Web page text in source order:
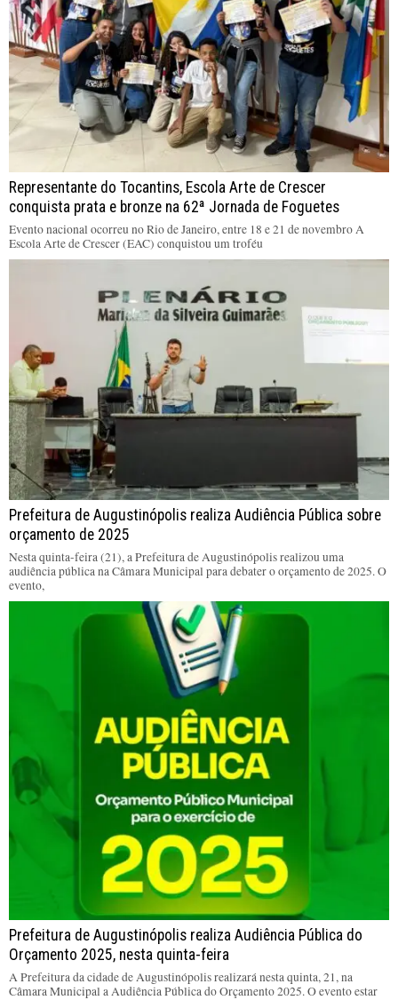
Representante do Tocantins, Escola Arte de Crescer
conquista prata e bronze na 62ª Jornada de Foguetes
Evento nacional ocorreu no Rio de Janeiro, entre 18 e 21 de novembro A
Escola Arte de Crescer (EAC) conquistou um troféu
Prefeitura de Augustinópolis realiza Audiência Pública sobre
orçamento de 2025
Nesta quinta-feira (21), a Prefeitura de Augustinópolis realizou uma
audiência pública na Câmara Municipal para debater o orçamento de 2025. O
evento,
Prefeitura de Augustinópolis realiza Audiência Pública do
Orçamento 2025, nesta quinta-feira
A Prefeitura da cidade de Augustinópolis realizará nesta quinta, 21, na
Câmara Municipal a Audiência Pública do Orçamento 2025. O evento estar